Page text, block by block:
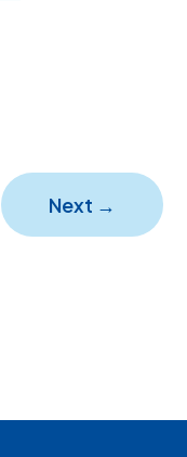
Next →